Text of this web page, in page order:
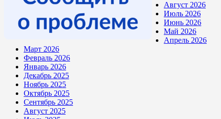
Август 2026
Июль 2026
Июнь 2026
Май 2026
Апрель 2026
Март 2026
Февраль 2026
Январь 2026
Декабрь 2025
Ноябрь 2025
Октябрь 2025
Сентябрь 2025
Август 2025